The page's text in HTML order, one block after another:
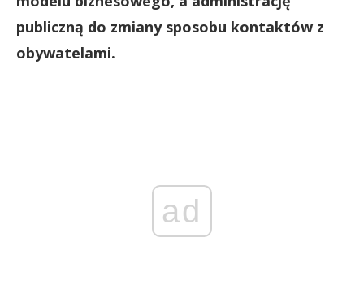
publiczną do zmiany sposobu kontaktów z
obywatelami.
ad